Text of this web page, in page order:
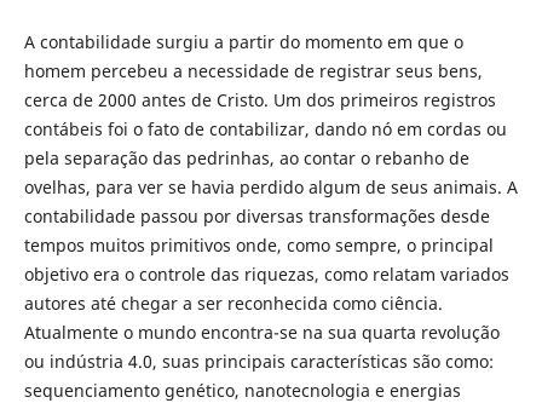
A contabilidade surgiu a partir do momento em que o
homem percebeu a necessidade de registrar seus bens,
cerca de 2000 antes de Cristo. Um dos primeiros registros
contábeis foi o fato de contabilizar, dando nó em cordas ou
pela separação das pedrinhas, ao contar o rebanho de
ovelhas, para ver se havia perdido algum de seus animais. A
contabilidade passou por diversas transformações desde
tempos muitos primitivos onde, como sempre, o principal
objetivo era o controle das riquezas, como relatam variados
autores até chegar a ser reconhecida como ciência.
Atualmente o mundo encontra-se na sua quarta revolução
ou indústria 4.0, suas principais características são como:
sequenciamento genético, nanotecnologia e energias